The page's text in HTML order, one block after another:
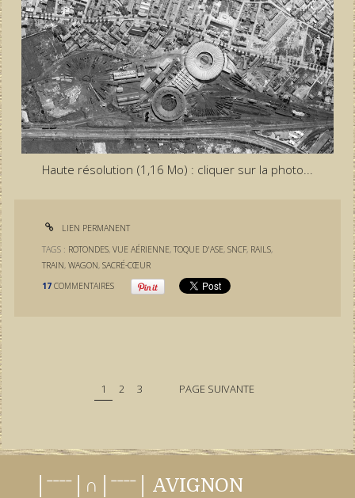
Haute résolution (1,16 Mo) : cliquer sur la photo...
LIEN PERMANENT
TAGS : ROTONDES,VUE AÉRIENNE,TOQUE D'ASE,SNCF, RAILS,
TRAIN,WAGON,SACRÉ-CŒUR
17 COMMENTAIRES
1 2 3 PAGE SUIVANTE
│ˉˉˉˉ│∩│ˉˉˉˉ│ AVIGNON